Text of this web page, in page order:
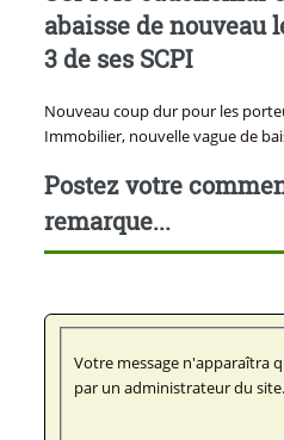
abaisse de nouveau
3 de ses SCPI
Nouveau coup dur pour les
Immobilier, nouvelle vague de
Postez votre
remarque...
Votre message n'apparaîtra
par un administrateur du site.